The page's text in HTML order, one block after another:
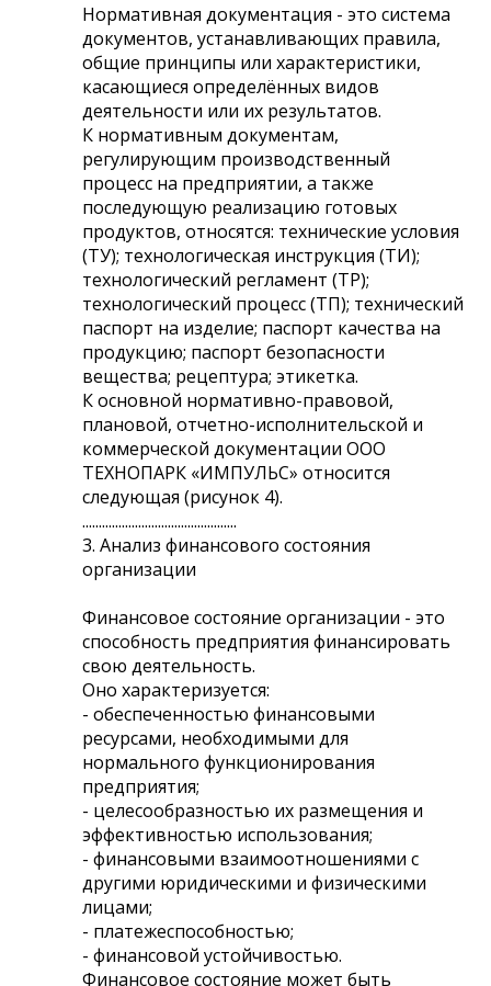
Нормативная документация - это система
документов, устанавливающих правила,
общие принципы или характеристики,
касающиеся определённых видов
деятельности или их результатов.
К нормативным документам,
регулирующим производственный
процесс на предприятии, а также
последующую реализацию готовых
продуктов, относятся: технические условия
(ТУ); технологическая инструкция (ТИ);
технологический регламент (ТР);
технологический процесс (ТП); технический
паспорт на изделие; паспорт качества на
продукцию; паспорт безопасности
вещества; рецептура; этикетка.
К основной нормативно-правовой,
плановой, отчетно-исполнительской и
коммерческой документации ООО
ТЕХНОПАРК «ИМПУЛЬС» относится
следующая (рисунок 4).
...............................................
3. Анализ финансового состояния
организации
Финансовое состояние организации - это
способность предприятия финансировать
свою деятельность.
Оно характеризуется:
- обеспеченностью финансовыми
ресурсами, необходимыми для
нормального функционирования
предприятия;
- целесообразностью их размещения и
эффективностью использования;
- финансовыми взаимоотношениями с
другими юридическими и физическими
лицами;
- платежеспособностью;
- финансовой устойчивостью.
Финансовое состояние может быть